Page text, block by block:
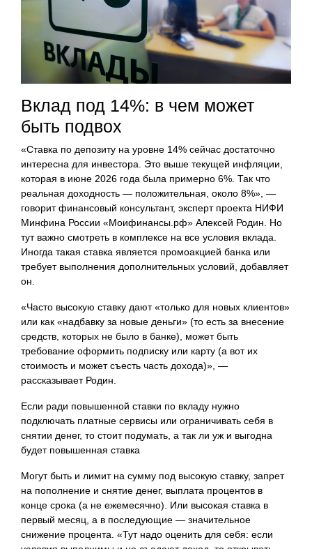
Вклад под 14%: в чем может
быть подвох
«Ставка по депозиту на уровне 14% сейчас достаточно
интересна для инвестора. Это выше текущей инфляции,
которая в июне 2026 года была примерно 6%. Так что
реальная доходность — положительная, около 8%», —
говорит финансовый консультант, эксперт проекта НИФИ
Минфина России «Моифинансы.рф» Алексей Родин. Но
тут важно смотреть в комплексе на все условия вклада.
Иногда такая ставка является промоакцией банка или
требует выполнения дополнительных условий, добавляет
он.
«Часто высокую ставку дают «только для новых клиентов»
или как «надбавку за новые деньги» (то есть за внесение
средств, которых не было в банке), может быть
требование оформить подписку или карту (а вот их
стоимость и может съесть часть дохода)», —
рассказывает Родин.
Если ради повышенной ставки по вкладу нужно
подключать платные сервисы или ограничивать себя в
снятии денег, то стоит подумать, а так ли уж и выгодна
будет повышенная ставка
Могут быть и лимит на сумму под высокую ставку, запрет
на пополнение и снятие денег, выплата процентов в
конце срока (а не ежемесячно). Или высокая ставка в
первый месяц, а в последующие — значительное
снижение процента. «Тут надо оценить для себя: если